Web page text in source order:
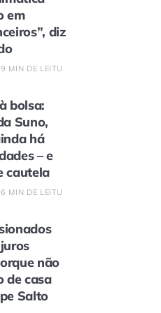
em
diz
9 MIN DE LEITURA
bolsa:
Suno,
há
– e
cautela
6 MIN DE LEITURA
não
de casa
Salto